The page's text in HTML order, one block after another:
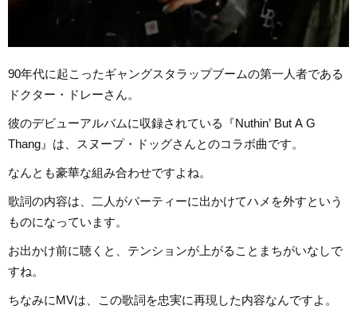
90年代に起こったギャングスタラップブームの第一人者である
ドクター・ドレーさん。
彼のデビューアルバムに収録されている『Nuthin’ But A G
Thang』は、スヌープ・ドッグさんとのコラボ曲です。
なんとも豪華な組み合わせですよね。
歌詞の内容は、二人がパーティーに出かけてハメを外すという
ものになっています。
お出かけ前に聴くと、テンションが上がることまちがいなしで
すね。
ちなみにMVは、この歌詞を忠実に再現した内容なんですよ。